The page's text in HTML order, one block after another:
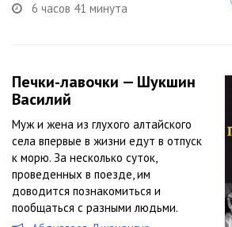
6 часов 41 минута
Печки-лавочки — Шукшин
Василий
Муж и жена из глухого алтайского
села впервые в жизни едут в отпуск
к морю. За несколько суток,
проведенных в поезде, им
доводится познакомиться и
пообщаться с разными людьми.